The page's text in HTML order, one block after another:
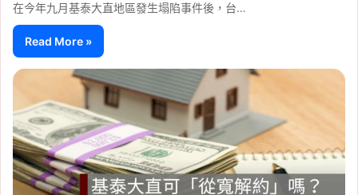
在今年九月基泰大直地區發生塌陷事件後，台…
Read More »